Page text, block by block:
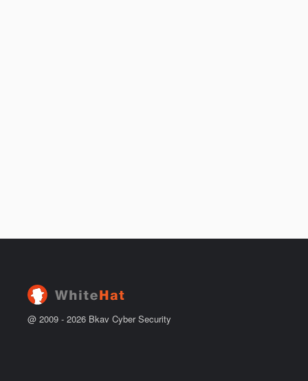
@ 2009 - 2026 Bkav Cyber Security